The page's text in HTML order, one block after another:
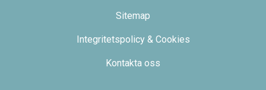
Sitemap
Integritetspolicy & Cookies
Kontakta oss